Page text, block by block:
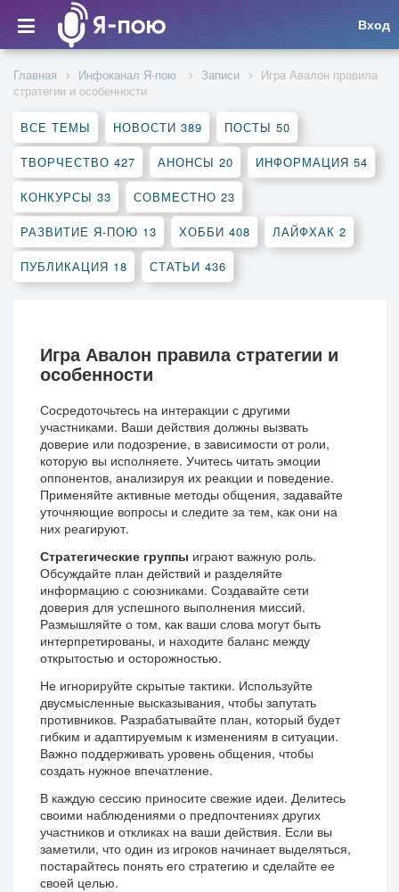
Вход
Главная Инфоканал Я-пою Записи
Игра Авалон правила
стратегии и особенности
ВСЕ ТЕМЫ НОВОСТИ 389 ПОСТЫ 50
ТВОРЧЕСТВО 427 АНОНСЫ 20 ИНФОРМАЦИЯ 54
КОНКУРСЫ 33 СОВМЕСТНО 23
РАЗВИТИЕ Я-ПОЮ 13 ХОББИ 408 ЛАЙФХАК 2
ПУБЛИКАЦИЯ 18 СТАТЬИ 436
Игра Авалон правила стратегии и
особенности
Сосредоточьтесь на интеракции с другими
участниками. Ваши действия должны вызвать
доверие или подозрение, в зависимости от роли,
которую вы исполняете. Учитесь читать эмоции
оппонентов, анализируя их реакции и поведение.
Применяйте активные методы общения, задавайте
уточняющие вопросы и следите за тем, как они на
них реагируют.
Стратегические группы играют важную роль.
Обсуждайте план действий и разделяйте
информацию с союзниками. Создавайте сети
доверия для успешного выполнения миссий.
Размышляйте о том, как ваши слова могут быть
интерпретированы, и находите баланс между
открытостью и осторожностью.
Не игнорируйте скрытые тактики. Используйте
двусмысленные высказывания, чтобы запутать
противников. Разрабатывайте план, который будет
гибким и адаптируемым к изменениям в ситуации.
Важно поддерживать уровень общения, чтобы
создать нужное впечатление.
В каждую сессию приносите свежие идеи. Делитесь
своими наблюдениями о предпочтениях других
участников и откликах на ваши действия. Если вы
заметили, что один из игроков начинает выделяться,
постарайтесь понять его стратегию и сделайте ее
своей целью.